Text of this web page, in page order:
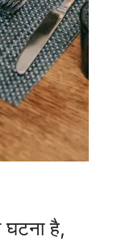
है,